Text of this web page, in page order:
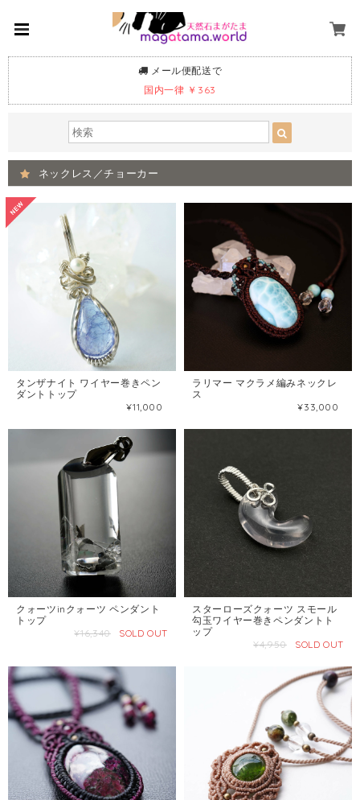
メール便配送で
国内一律 ￥363
ネックレス／チョーカー
タンザナイト ワイヤー巻きペン
ダントトップ
¥11,000
ラリマー マクラメ編みネックレ
ス
¥33,000
クォーツinクォーツ ペンダント
トップ
¥16,340
SOLD OUT
スターローズクォーツ スモール
勾玉ワイヤー巻きペンダントト
ップ
¥4,950
SOLD OUT